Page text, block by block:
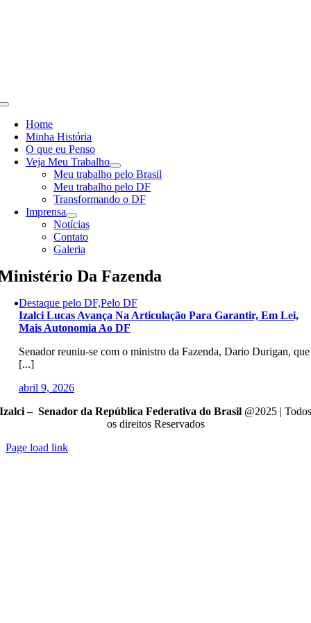
Toggle
NavigationHome
Minha História
O que eu Penso
Veja Meu Trabalho
Meu trabalho pelo Brasil
Meu trabalho pelo DF
Transformando o DF
Imprensa
Notícias
Contato
Galeria
Da Fazenda
Destaque pelo DF,Pelo DF
Izalci Lucas Avança Na Articulação Para Garantir, Em Lei,
Mais Autonomia Ao DF
Senador reuniu-se com o ministro da Fazenda, Dario Durigan, que
[...]
abril 9, 2026
Izalci – Senador da República Federativa do Brasil @2025 | Todos
os direitos Reservados
Page load link